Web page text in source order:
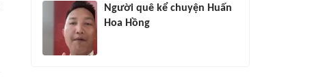
Người quê kể chuyện Huấn
Hoa Hồng